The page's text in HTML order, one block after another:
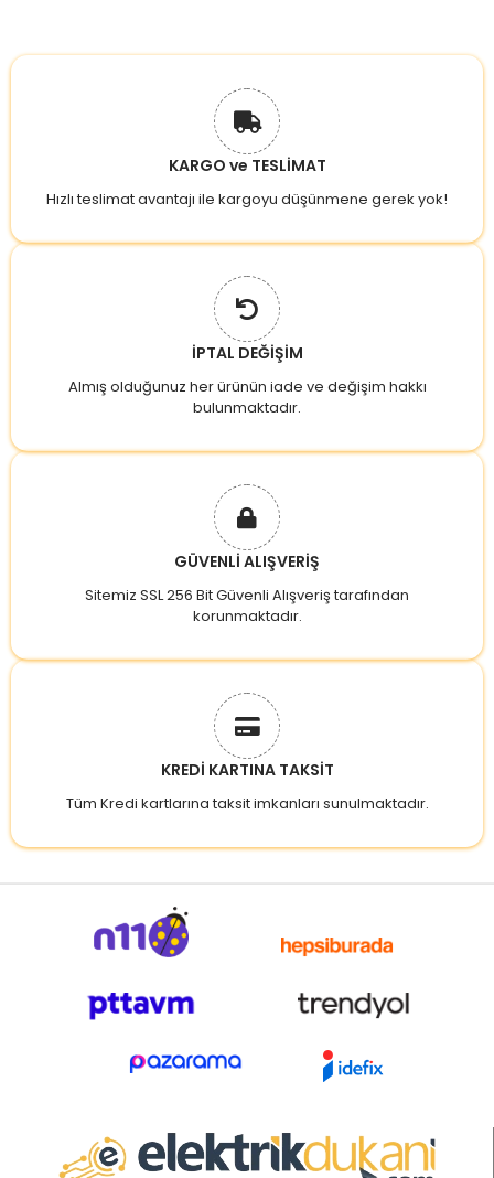
KARGO ve TESLİMAT
Hızlı teslimat avantajı ile kargoyu düşünmene gerek yok!
İPTAL DEĞİŞİM
Almış olduğunuz her ürünün iade ve değişim hakkı
bulunmaktadır.
GÜVENLİ ALIŞVERİŞ
Sitemiz SSL 256 Bit Güvenli Alışveriş tarafından
korunmaktadır.
KREDİ KARTINA TAKSİT
Tüm Kredi kartlarına taksit imkanları sunulmaktadır.